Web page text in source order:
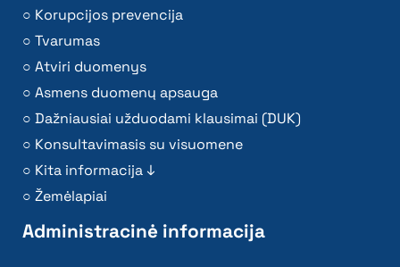
Korupcijos prevencija
Tvarumas
Atviri duomenys
Asmens duomenų apsauga
Dažniausiai užduodami klausimai (DUK)
Konsultavimasis su visuomene
Kita informacija ↓
Žemėlapiai
Administracinė informacija